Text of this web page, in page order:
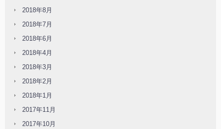
2018年8月
2018年7月
2018年6月
2018年4月
2018年3月
2018年2月
2018年1月
2017年11月
2017年10月